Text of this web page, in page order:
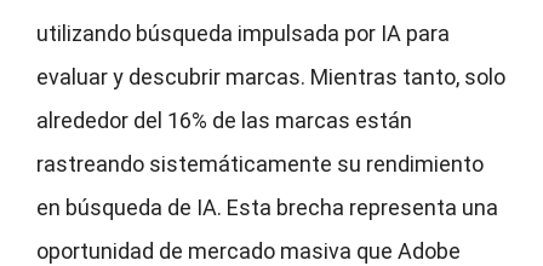
utilizando búsqueda impulsada por IA para
evaluar y descubrir marcas. Mientras tanto, solo
alrededor del 16% de las marcas están
rastreando sistemáticamente su rendimiento
en búsqueda de IA. Esta brecha representa una
oportunidad de mercado masiva que Adobe